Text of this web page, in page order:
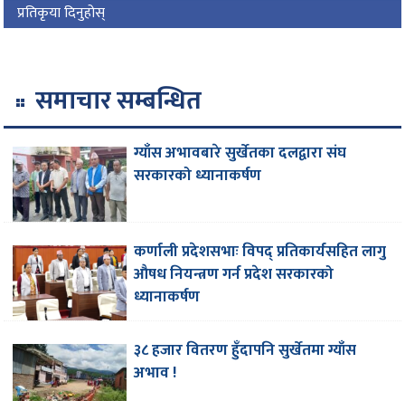
प्रतिकृया दिनुहोस्
समाचार सम्बन्धित
ग्याँस अभावबारे सुर्खेतका दलद्वारा संघ
सरकारको ध्यानाकर्षण
कर्णाली प्रदेशसभाः विपद् प्रतिकार्यसहित लागु
औषध नियन्त्रण गर्न प्रदेश सरकारको
ध्यानाकर्षण
३८ हजार वितरण हुँदापनि सुर्खेतमा ग्याँस
अभाव !